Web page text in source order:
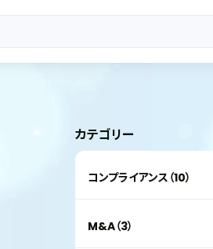
カテゴリー
コンプライアンス（10）
M&A（3）